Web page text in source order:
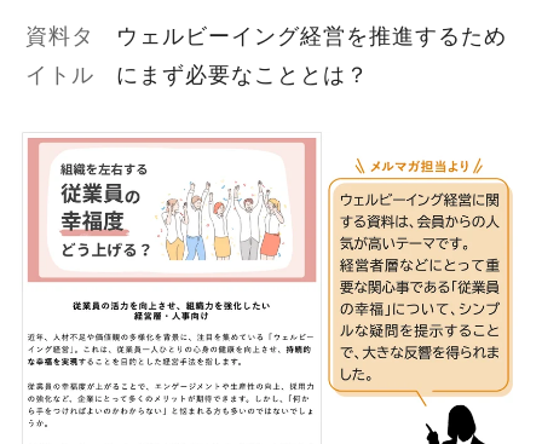
資料タ
イトル
ウェルビーイング経営を推進するため
にまず必要なこととは？